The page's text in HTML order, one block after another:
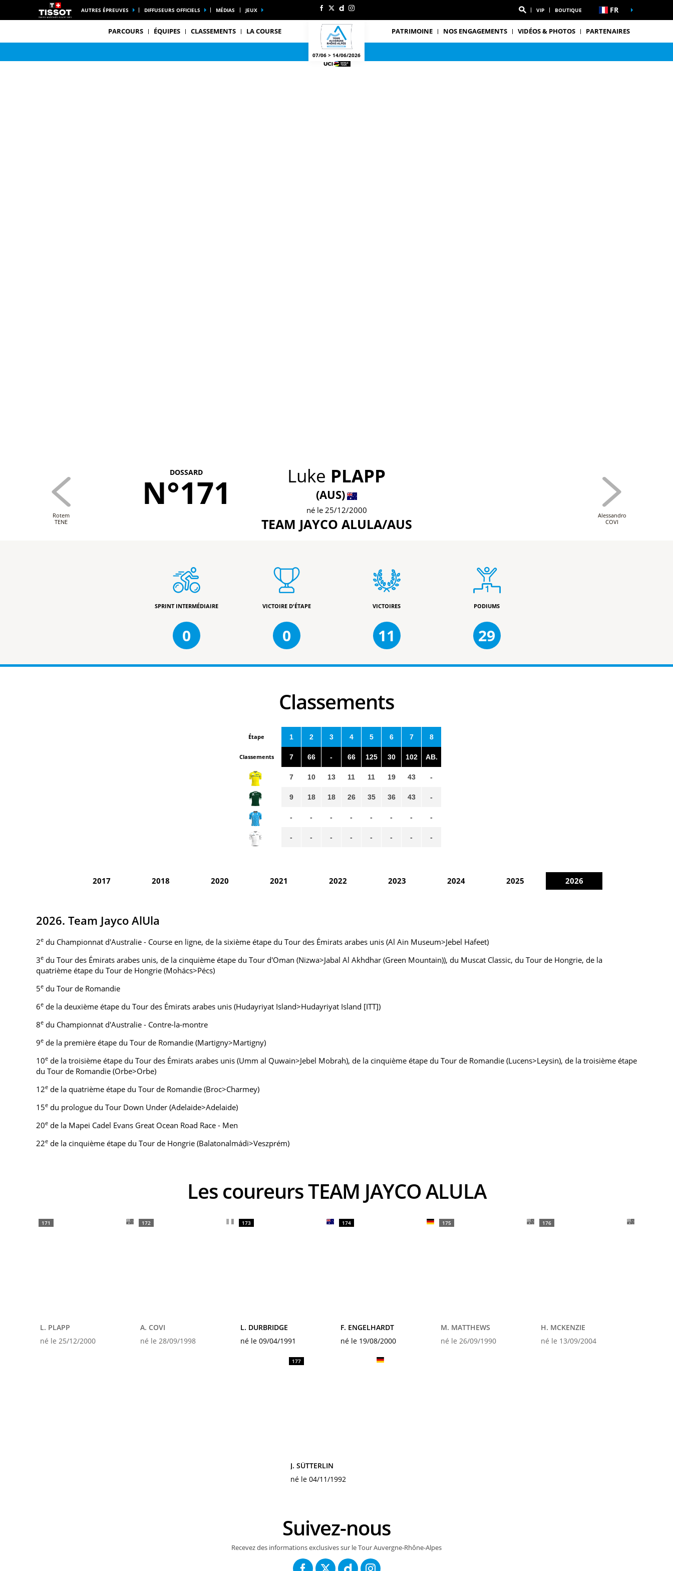
AUTRES ÉPREUVES DIFFUSEURS OFFICIELS MÉDIAS JEUX VIP BOUTIQUE FR
PARCOURS ÉQUIPES CLASSEMENTS LA COURSE
07/06 > 14/06/2026
PATRIMOINE NOS ENGAGEMENTS VIDÉOS & PHOTOS PARTENAIRES
DOSSARD
N°171 Luke PLAPP
(AUS)
né le 25/12/2000
TEAM JAYCO ALULA/AUS
Rotem
TENE
Alessandro
COVI
SPRINT INTERMÉDIAIRE
0
VICTOIRE D'ÉTAPE
0
VICTOIRES
11
PODIUMS
29
Classements
Étape
Classements
1
7
7
9
-
-
2
66
10
18
-
-
3
-
13
18
-
-
4
66
11
26
-
-
5
125
11
35
-
-
6
30
19
36
-
-
7
102
43
43
-
-
8
AB.
-
-
-
-
2017 2018 2020 2021 2022 2023 2024 2025 2026
2026. Team Jayco AlUla
2e du Championnat d'Australie - Course en ligne, de la sixième étape du Tour des Émirats arabes unis (Al Ain Museum>Jebel Hafeet)
3e du Tour des Émirats arabes unis, de la cinquième étape du Tour d'Oman (Nizwa>Jabal Al Akhdhar (Green Mountain)), du Muscat Classic, du Tour de Hongrie, de la
quatrième étape du Tour de Hongrie (Mohács>Pécs)
5e du Tour de Romandie
6e de la deuxième étape du Tour des Émirats arabes unis (Hudayriyat Island>Hudayriyat Island [ITT])
8e du Championnat d'Australie - Contre-la-montre
9e de la première étape du Tour de Romandie (Martigny>Martigny)
10e de la troisième étape du Tour des Émirats arabes unis (Umm al Quwain>Jebel Mobrah), de la cinquième étape du Tour de Romandie (Lucens>Leysin), de la troisième étape
du Tour de Romandie (Orbe>Orbe)
12e de la quatrième étape du Tour de Romandie (Broc>Charmey)
15e du prologue du Tour Down Under (Adelaide>Adelaide)
20e de la Mapei Cadel Evans Great Ocean Road Race - Men
22e de la cinquième étape du Tour de Hongrie (Balatonalmádi>Veszprém)
Les coureurs TEAM JAYCO ALULA
171
L. PLAPP
né le 25/12/2000
172
A. COVI
né le 28/09/1998
173
L. DURBRIDGE
né le 09/04/1991
174
F. ENGELHARDT
né le 19/08/2000
175
M. MATTHEWS
né le 26/09/1990
176
H. MCKENZIE
né le 13/09/2004
177
J. SÜTTERLIN
né le 04/11/1992
Suivez-nous
Recevez des informations exclusives sur le Tour Auvergne-Rhône-Alpes